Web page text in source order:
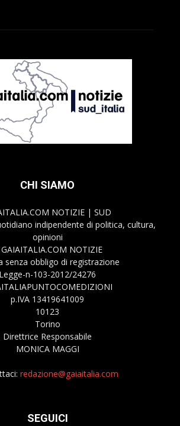
CHI SIAMO
NOTIZIE | SUD
indipendente di politica, cultura,
opinioni
NOTIZIE
senza obbligo di registrazione
Legge-n-103-2012/24276
p.IVA 13419641009
10123
Torino
Direttrice Responsabile
MONICA MAGGI
redazione@gaiaitalia.com
SEGUICI